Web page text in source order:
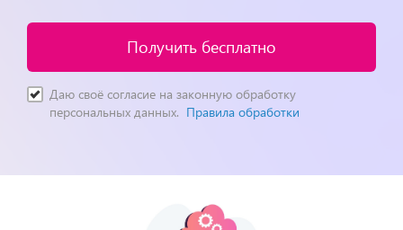
Получить бесплатно
Даю своё согласие на законную обработку
персональных данных. Правила обработки